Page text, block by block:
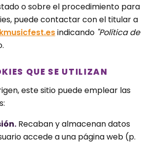
o sobre el procedimiento para
puede contactar con el titular a
indicando "Política de
QUE SE UTILIZAN
este sitio puede emplear las
Recaban y almacenan datos
accede a una página web (p.